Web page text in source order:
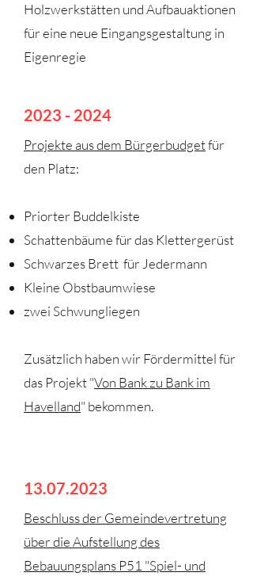
Holzwerkstätten und Aufbauaktionen
für eine neue Eingangsgestaltung in
Eigenregie
2023 - 2024
Projekte aus dem Bürgerbudgetfür
den Platz:
Priorter Buddelkiste
Schattenbäume für das Klettergerüst
Schwarzes Brett für Jedermann
Kleine Obstbaumwiese
zwei Schwungliegen
Zusätzlich haben wir Fördermittel für
das Projekt "Von Bank zu Bank im
Havelland" bekommen.
13.07.2023
Beschluss der Gemeindevertretung
über die Aufstellung des
Bebauungsplans P51 "Spiel- und